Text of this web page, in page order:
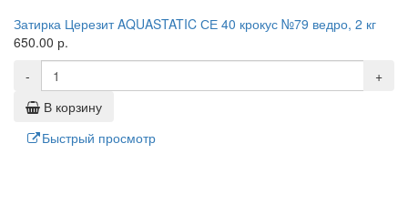
Затирка Церезит AQUASTATIC СЕ 40 крокус №79 ведро, 2 кг
650.00 р.
-
+
В корзину
Быстрый просмотр